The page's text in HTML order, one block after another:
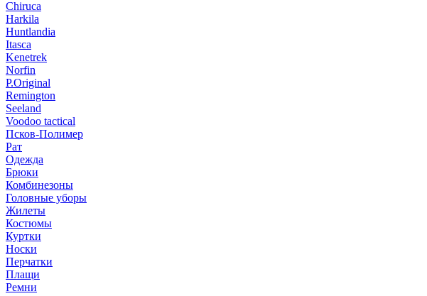
Chiruсa
Harkila
Huntlandia
Itasca
Kenetrek
Norfin
P.Original
Remington
Seeland
Voodoo tactical
Псков-Полимер
Рат
Одежда
Брюки
Комбинезоны
Головные уборы
Жилеты
Костюмы
Куртки
Носки
Перчатки
Плащи
Ремни